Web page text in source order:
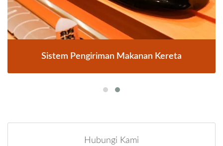
Sistem Pengiriman Makanan Kereta
Hubungi Kami